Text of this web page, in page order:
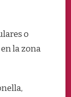
o
la zona